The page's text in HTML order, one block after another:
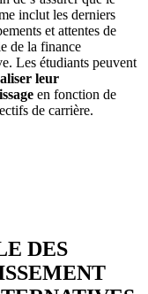
inclut les derniers
et attentes de
de la finance
Les étudiants peuvent
leur
en fonction de
de carrière.
DES